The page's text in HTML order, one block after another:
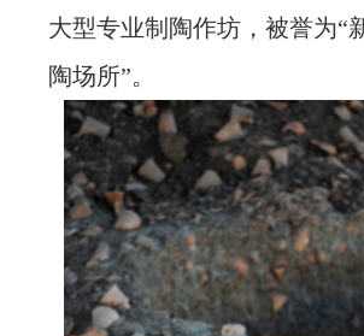
大型专业制陶作坊，被誉为“
陶场所”。